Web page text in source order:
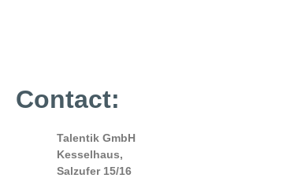
Contact:
Talentik GmbH
Kesselhaus,
Salzufer 15/16